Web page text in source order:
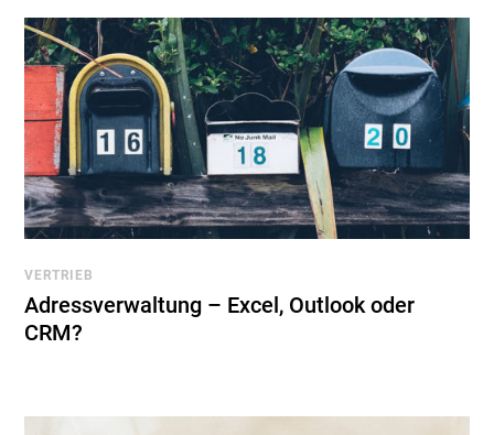
VERTRIEB
Adressverwaltung – Excel, Outlook oder
CRM?